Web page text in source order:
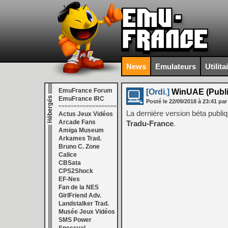
News Emulateurs
EmuFrance Forum
EmuFrance IRC
===================
Actus Jeux Vidéos
Arcade Fans
Amiga Museum
Arkames Trad.
Bruno C. Zone
Calice
CBSata
CPS2Shock
EF-Nes
Fan de la NES
GirlFriend Adv.
Landstalker Trad.
Musée Jeux Vidéos
SMS Power
[Ordi.] WinUAE
Posté le 22/09/2018 à 23:41 par
La dernière version béta
Tradu-France.